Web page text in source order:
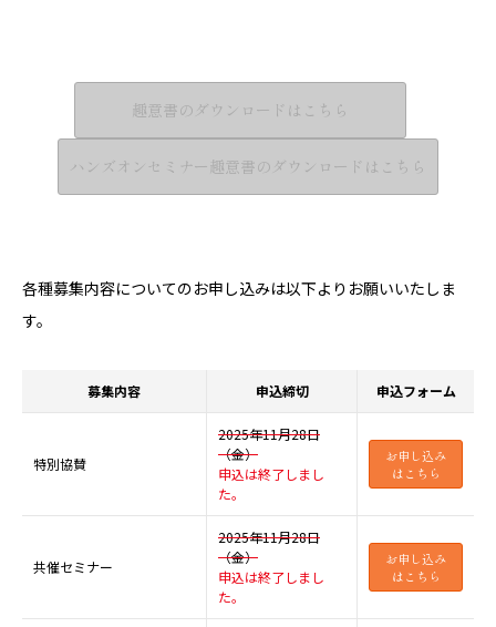
趣意書のダウンロードはこちら
ハンズオンセミナー趣意書のダウンロードはこちら
各種募集内容についてのお申し込みは以下よりお願いいたしま
す。
募集内容 申込締切 申込フォーム
特別協賛
2025年11月28日
（金）
申込は終了しまし
た。
お申し込み
はこちら
共催セミナー
2025年11月28日
（金）
申込は終了しまし
た。
お申し込み
はこちら